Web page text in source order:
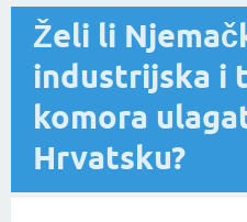
Želi li
industrijska i
komora
Hrvatsku?